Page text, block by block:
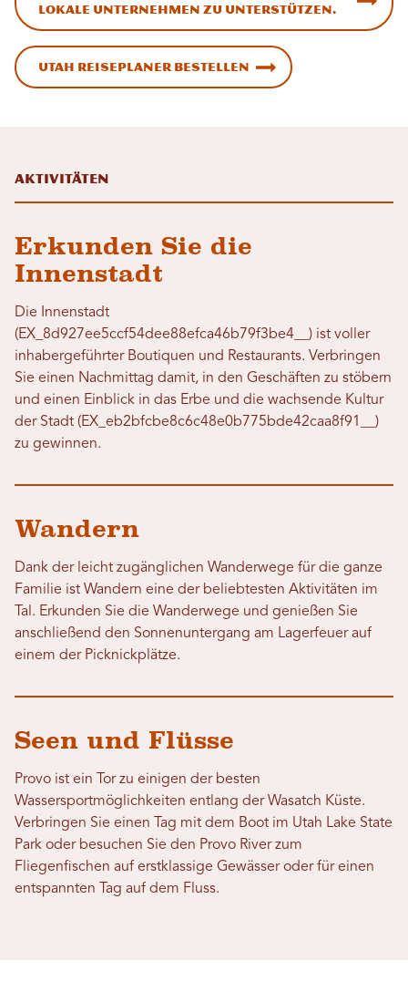
lokale Unternehmen zu unterstützen.
Utah Reiseplaner bestellen
Aktivitäten
Erkunden Sie die
Innenstadt
Die Innenstadt
(EX_8d927ee5ccf54dee88efca46b79f3be4__) ist voller
inhabergeführter Boutiquen und Restaurants. Verbringen
Sie einen Nachmittag damit, in den Geschäften zu stöbern
und einen Einblick in das Erbe und die wachsende Kultur
der Stadt (EX_eb2bfcbe8c6c48e0b775bde42caa8f91__)
zu gewinnen.
Wandern
Dank der leicht zugänglichen Wanderwege für die ganze
Familie ist Wandern eine der beliebtesten Aktivitäten im
Tal. Erkunden Sie die Wanderwege und genießen Sie
anschließend den Sonnenuntergang am Lagerfeuer auf
einem der Picknickplätze.
Seen und Flüsse
Provo ist ein Tor zu einigen der besten
Wassersportmöglichkeiten entlang der Wasatch Küste.
Verbringen Sie einen Tag mit dem Boot im Utah Lake State
Park oder besuchen Sie den Provo River zum
Fliegenfischen auf erstklassige Gewässer oder für einen
entspannten Tag auf dem Fluss.